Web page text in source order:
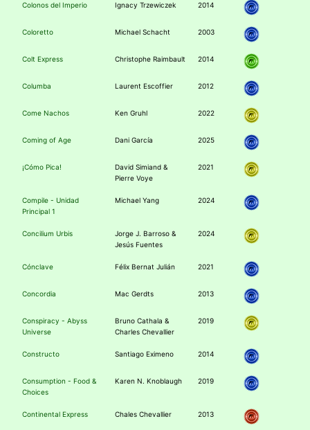
Colonos del Imperio Ignacy Trzewiczek 2014
Coloretto Michael Schacht 2003
Colt Express Christophe Raimbault 2014
Columba Laurent Escoffier 2012
Come Nachos Ken Gruhl 2022
Coming of Age Dani García 2025
¡Cómo Pica!
David Simiand &
Pierre Voye
2021
Compile - Unidad
Principal 1
Michael Yang 2024
Concilium Urbis
Jorge J. Barroso &
Jesús Fuentes
2024
Cónclave Félix Bernat Julián 2021
Concordia Mac Gerdts 2013
Conspiracy - Abyss
Universe
Bruno Cathala &
Charles Chevallier
2019
Constructo Santiago Eximeno 2014
Consumption - Food &
Choices
Karen N. Knoblaugh 2019
Continental Express Chales Chevallier 2013